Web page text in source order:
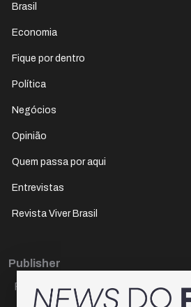
Brasil
Economia
Fique por dentro
Política
Negócios
Opinião
Quem passa por aqui
Entrevistas
Revista Viver Brasil
Publisher
Paulo Cesar de Oliveira